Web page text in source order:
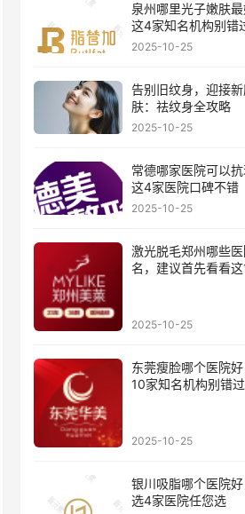
泉州哪里光子嫩肤最
这4家知名机构别错
2025-10-25
告别旧纹身，迎接
肤：祛纹身全攻略
2025-10-25
常德哪家医院可以抗
这4家医院口碑不错
2025-10-25
激光脱毛郑州哪些
名，建议首先看看这
2025-10-25
东莞瘦脸哪个医院
10家知名机构别错过
2025-10-25
银川吸脂哪个医院
选4家医院任您选